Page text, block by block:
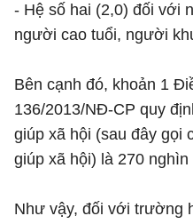
- Hệ số hai (2,0) đối với
người cao tuổi, người
Bên cạnh đó, khoản 1
136/2013/NĐ-CP quy
giúp xã hội (sau đây gọi
giúp xã hội) là 270 nghìn
Như vậy, đối với trường